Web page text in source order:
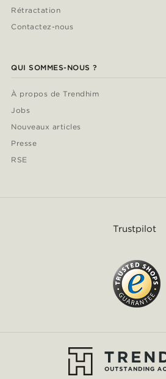
Rétractation
Contactez-nous
QUI SOMMES-NOUS ?
À propos de Trendhim
Jobs
Nouveaux articles
Presse
RSE
Trustpilot